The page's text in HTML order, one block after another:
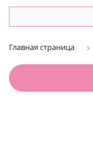
Главная страница